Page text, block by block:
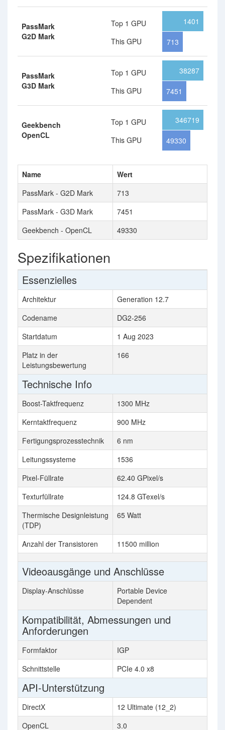
PassMark
G2D Mark
Top 1 GPU
This GPU
1401
713
PassMark
G3D Mark
Top 1 GPU
This GPU
38287
7451
Geekbench
OpenCL
Top 1 GPU
This GPU
346719
49330
Name
Wert
PassMark - G2D Mark
713
PassMark - G3D Mark
7451
Geekbench - OpenCL
49330
Spezifikationen
Essenzielles
Architektur
Generation 12.7
Codename
DG2-256
Startdatum
1 Aug 2023
Platz in der
Leistungsbewertung
166
Technische Info
Boost-Taktfrequenz
1300 MHz
Kerntaktfrequenz
900 MHz
Fertigungsprozesstechnik
6 nm
Leitungssysteme
1536
Pixel-Füllrate
62.40 GPixel/s
Texturfüllrate
124.8 GTexel/s
Thermische Designleistung
(TDP)
65 Watt
Anzahl der Transistoren 11500 million
Videoausgänge und Anschlüsse
Display-Anschlüsse
Portable Device
Dependent
Kompatibilität, Abmessungen und
Anforderungen
Formfaktor
IGP
Schnittstelle
PCIe 4.0 x8
API-Unterstützung
DirectX
12 Ultimate (12_2)
OpenCL
3.0